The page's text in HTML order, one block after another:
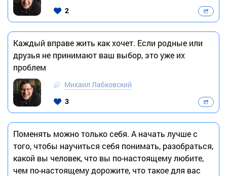
2
Каждый вправе жить как хочет. Если родные или
друзья не принимают ваш выбор, это уже их
проблем
Михаил Лабковский
3
Поменять можно только себя. А начать лучше с
того, чтобы научиться себя понимать, разобраться,
какой вы человек, что вы по-настоящему любите,
чем по-настоящему дорожите, что такое для вас